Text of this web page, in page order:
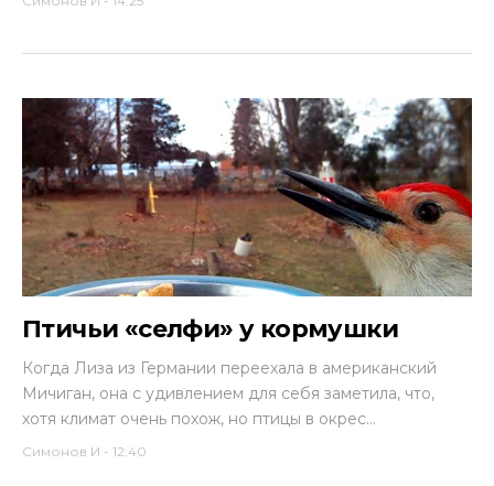
Птичьи «селфи» у кормушки
Когда Лиза из Германии переехала в американский
Мичиган, она с удивлением для себя заметила, что,
хотя климат очень похож, но птицы в окрес...
Симонов И - 12:40